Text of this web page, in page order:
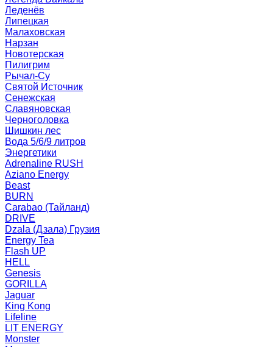
Леденёв
Липецкая
Малаховская
Нарзан
Новотерская
Пилигрим
Рычал-Су
Святой Источник
Сенежская
Славяновская
Черноголовка
Шишкин лес
Вода 5/6/9 литров
Энергетики
Adrenaline RUSH
Aziano Energy
Beast
BURN
Carabao (Тайланд)
DRIVE
Dzala (Дзала) Грузия
Energy Tea
Flash UP
HELL
Genesis
GORILLA
Jaguar
King Kong
Lifeline
LIT ENERGY
Monster